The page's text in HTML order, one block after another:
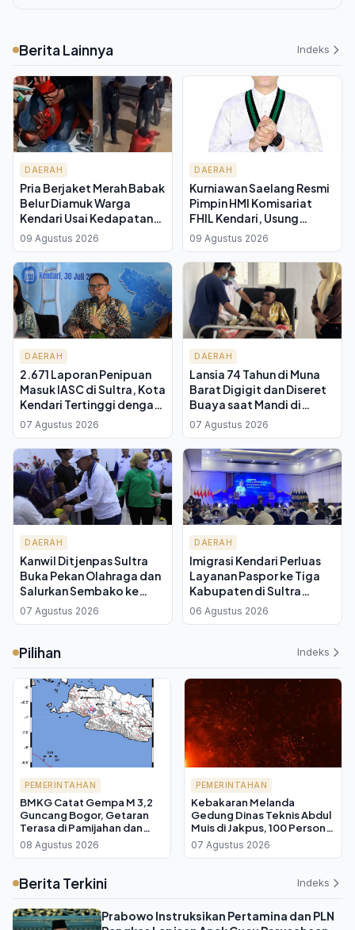
Berita Lainnya Indeks
DAERAH
Pria Berjaket Merah Babak
Belur Diamuk Warga
Kendari Usai Kedapatan
Masuk Rumah dan
Mengancam dengan Pisau
09 Agustus 2026
DAERAH
Kurniawan Saelang Resmi
Pimpin HMI Komisariat
FHIL Kendari, Usung
Semangat Kaderisasi dan
Tradisi Intelektual
09 Agustus 2026
DAERAH
2.671 Laporan Penipuan
Masuk IASC di Sultra, Kota
Kendari Tertinggi dengan
1.022 Aduan
07 Agustus 2026
DAERAH
Lansia 74 Tahun di Muna
Barat Digigit dan Diseret
Buaya saat Mandi di
Sungai Tiworo, Selamat
Setelah Tusuk Mata Reptil
Itu
07 Agustus 2026
DAERAH
Kanwil Ditjenpas Sultra
Buka Pekan Olahraga dan
Salurkan Sembako ke
Panti Jompo di Kendari
07 Agustus 2026
DAERAH
Imigrasi Kendari Perluas
Layanan Paspor ke Tiga
Kabupaten di Sultra
Lewat MPP, Warga Tak
Perlu Lagi ke Ibukota
06 Agustus 2026
Pilihan Indeks
PEMERINTAHAN
BMKG Catat Gempa M 3,2
Guncang Bogor, Getaran
Terasa di Pamijahan dan
Leuwiliang
08 Agustus 2026
PEMERINTAHAN
Kebakaran Melanda
Gedung Dinas Teknis Abdul
Muis di Jakpus, 100 Personel
Damkar Diterjunkan
07 Agustus 2026
Berita Terkini Indeks
Prabowo Instruksikan Pertamina dan PLN